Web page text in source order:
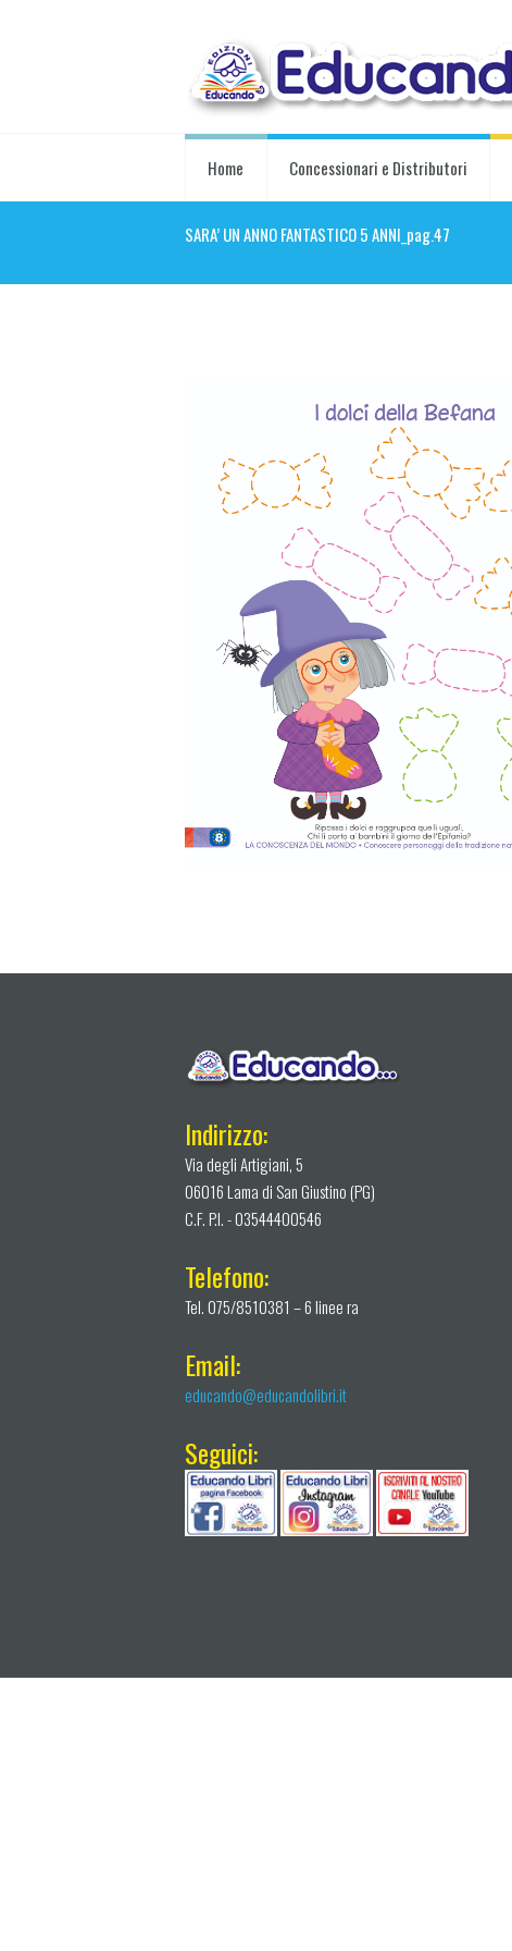
Home Concessionari e Distributori
SARA’ UN ANNO FANTASTICO 5 ANNI_pag.47
Indirizzo:
Via degli Artigiani, 5
06016 Lama di San Giustino (PG)
C.F. P.I. - 03544400546
Telefono:
Tel. 075/8510381 – 6 linee ra
Email:
educando@educandolibri.it
Seguici: